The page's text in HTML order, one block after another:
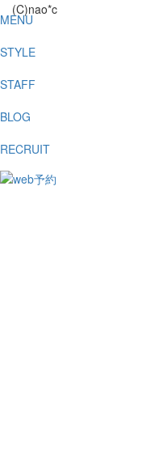
MENU
STYLE
STAFF
BLOG
RECRUIT
(C)nao*c